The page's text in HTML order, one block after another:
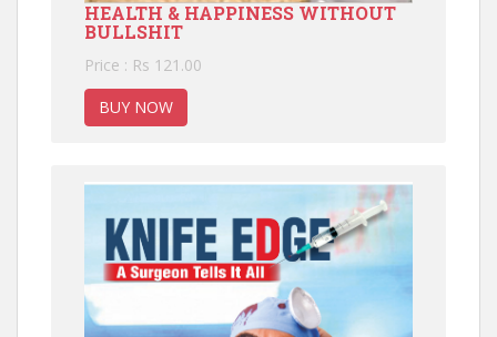
HEALTH & HAPPINESS WITHOUT
BULLSHIT
Price : Rs 121.00
BUY NOW